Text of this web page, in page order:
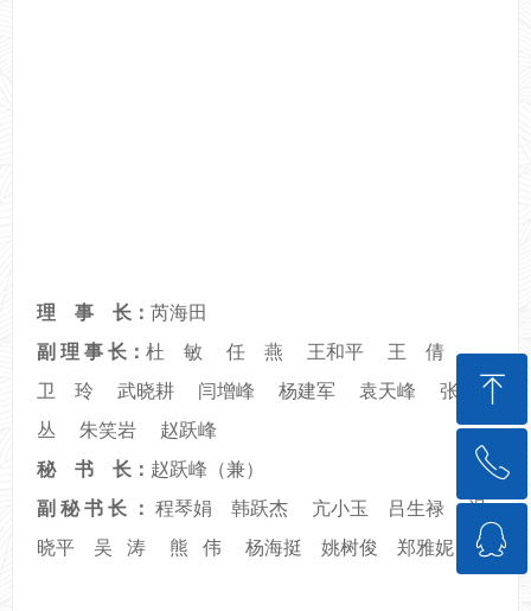
理 事 长： 芮海田
副 理 事 长： 杜 敏 任 燕 王和平 王 倩
卫 玲 武晓耕 闫增峰 杨建军 袁天峰 张
丛 朱笑岩 赵跃峰
秘 书 长： 赵跃峰（兼）
副 秘 书 长
： 程琴娟 韩跃杰 亢小玉 吕生禄 温
晓平 吴 涛 熊 伟 杨海挺 姚树俊 郑雅妮
ꁸ
回到顶部
ꂅ
ꁗ